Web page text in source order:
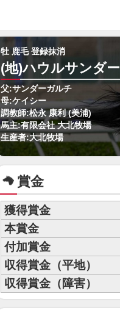
牡 鹿毛 登録抹消
(地)ハウルサンダー
父:サンダーガルチ
母:ケイシー
調教師:松永 康利 (美浦)
馬主:有限会社 大北牧場
生産者:大北牧場
賞金
獲得賞金
本賞金
付加賞金
収得賞金（平地）
収得賞金（障害）